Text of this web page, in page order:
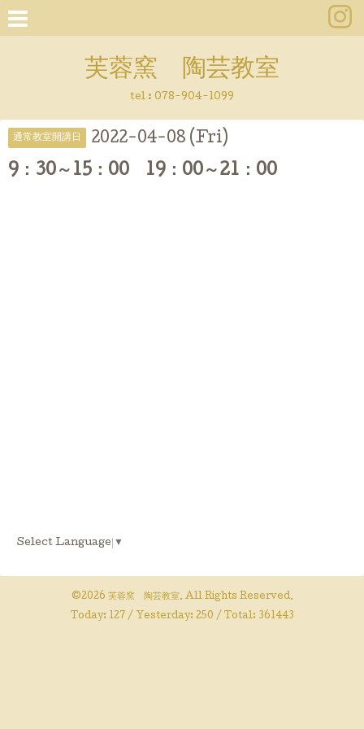
芙蓉窯 陶芸教室
tel : 078-904-1099
通常教室開講日 2022-04-08 (Fri)
9：30～15：00 19：00～21：00
Select Language ▼
©2026 芙蓉窯 陶芸教室. All Rights Reserved.
Today: 127 / Yesterday: 250 / Total: 361443